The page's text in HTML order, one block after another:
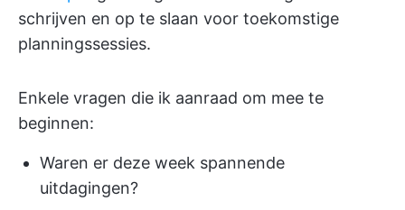
schrijven en op te slaan voor toekomstige
planningssessies.
Enkele vragen die ik aanraad om mee te
beginnen:
Waren er deze week spannende
uitdagingen?